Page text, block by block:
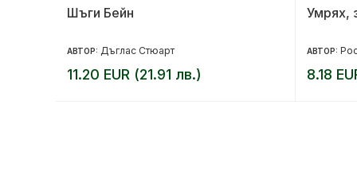
Шъги Бейн
АВТОР: Дъглас Стюарт
11.20 EUR (21.91 лв.)
Умрях,
АВТОР:
8.18